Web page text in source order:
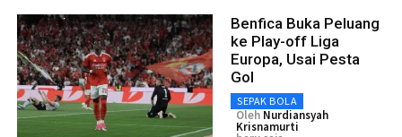
Benfica Buka Peluang
ke Play-off Liga
Europa, Usai Pesta
Gol
SEPAK BOLA
Oleh Nurdiansyah
Krisnamurti